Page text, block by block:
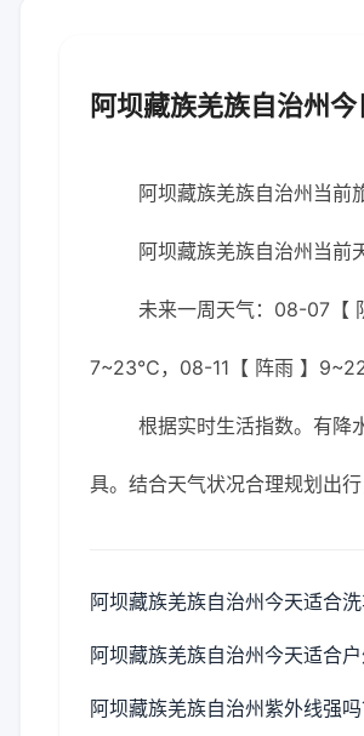
阿坝藏族羌族自治州
阿坝藏族羌族自治州当前
阿坝藏族羌族自治州当前
未来一周天气：08-07
7~23℃，08-11【 阵雨 】
根据实时生活指数。有降
具。结合天气状况合理规划出行
阿坝藏族羌族自治州今天适合洗
阿坝藏族羌族自治州今天适合户
阿坝藏族羌族自治州紫外线强吗